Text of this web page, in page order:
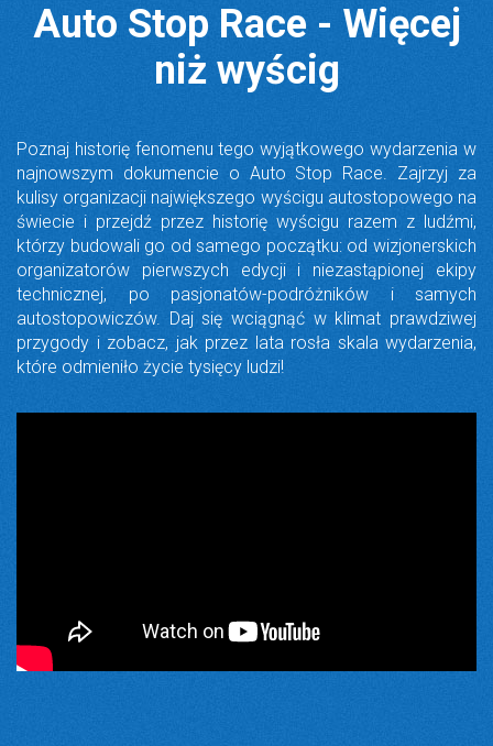
Auto Stop Race - Więcej
niż wyścig
Poznaj historię fenomenu tego wyjątkowego wydarzenia w
najnowszym dokumencie o Auto Stop Race. Zajrzyj za
kulisy organizacji największego wyścigu autostopowego na
świecie i przejdź przez historię wyścigu razem z ludźmi,
którzy budowali go od samego początku: od wizjonerskich
organizatorów pierwszych edycji i niezastąpionej ekipy
technicznej, po pasjonatów-podróżników i samych
autostopowiczów. Daj się wciągnąć w klimat prawdziwej
przygody i zobacz, jak przez lata rosła skala wydarzenia,
które odmieniło życie tysięcy ludzi!